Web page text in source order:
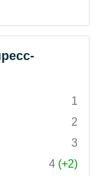
1
2
3
4 (+2)